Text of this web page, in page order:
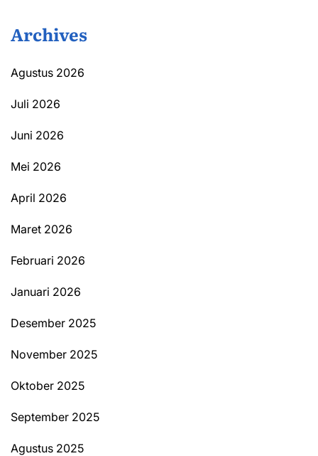
Archives
Agustus 2026
Juli 2026
Juni 2026
Mei 2026
April 2026
Maret 2026
Februari 2026
Januari 2026
Desember 2025
November 2025
Oktober 2025
September 2025
Agustus 2025